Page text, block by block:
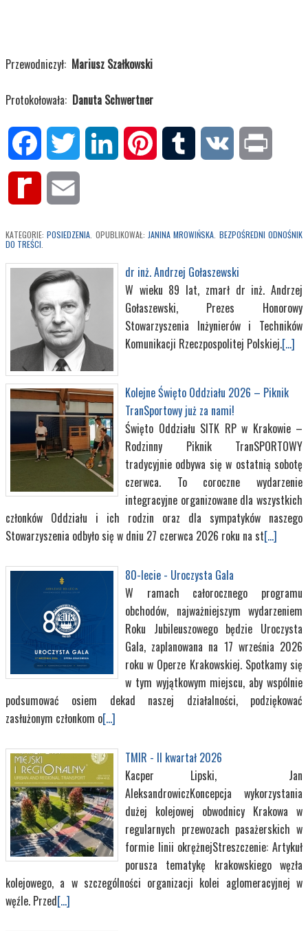
Przewodniczył: Mariusz Szałkowski
Protokołowała: Danuta Schwertner
Facebook Twitter LinkedIn Pinterest Tumblr VK
Rediff
KATEGORIE:POSIEDZENIA . OPUBLIKOWAŁ: JANINA MROWIŃSKA BEZPOŚREDNI ODNOŚNIK
DO TREŚCI
dr inż. Andrzej Gołaszewski
W wieku 89 lat, zmarł dr inż. Andrzej
Gołaszewski, Prezes Honorowy
Stowarzyszenia Inżynierów i Techników
Komunikacji Rzeczpospolitej Polskiej.[...]
Kolejne Święto Oddziału 2026 – Piknik
TranSportowy już za nami!
Święto Oddziału SITK RP w Krakowie –
Rodzinny Piknik TranSPORTOWY
tradycyjnie odbywa się w ostatnią sobotę
czerwca. To coroczne wydarzenie
integracyjne organizowane dla wszystkich
członków Oddziału i ich rodzin oraz dla sympatyków naszego
Stowarzyszenia odbyło się w dniu 27 czerwca 2026 roku na st[...]
80-lecie - Uroczysta Gala
W ramach całorocznego programu
obchodów, najważniejszym wydarzeniem
Roku Jubileuszowego będzie Uroczysta
Gala, zaplanowana na 17 września 2026
roku w Operze Krakowskiej. Spotkamy się
w tym wyjątkowym miejscu, aby wspólnie
podsumować osiem dekad naszej działalności, podziękować
zasłużonym członkom o[...]
TMIR - II kwartał 2026
Kacper Lipski, Jan
AleksandrowiczKoncepcja wykorzystania
dużej kolejowej obwodnicy Krakowa w
regularnych przewozach pasażerskich w
formie linii okrężnejStreszczenie: Artykuł
porusza tematykę krakowskiego węzła
kolejowego, a w szczególności organizacji kolei aglomeracyjnej w
węźle. Przed[...]